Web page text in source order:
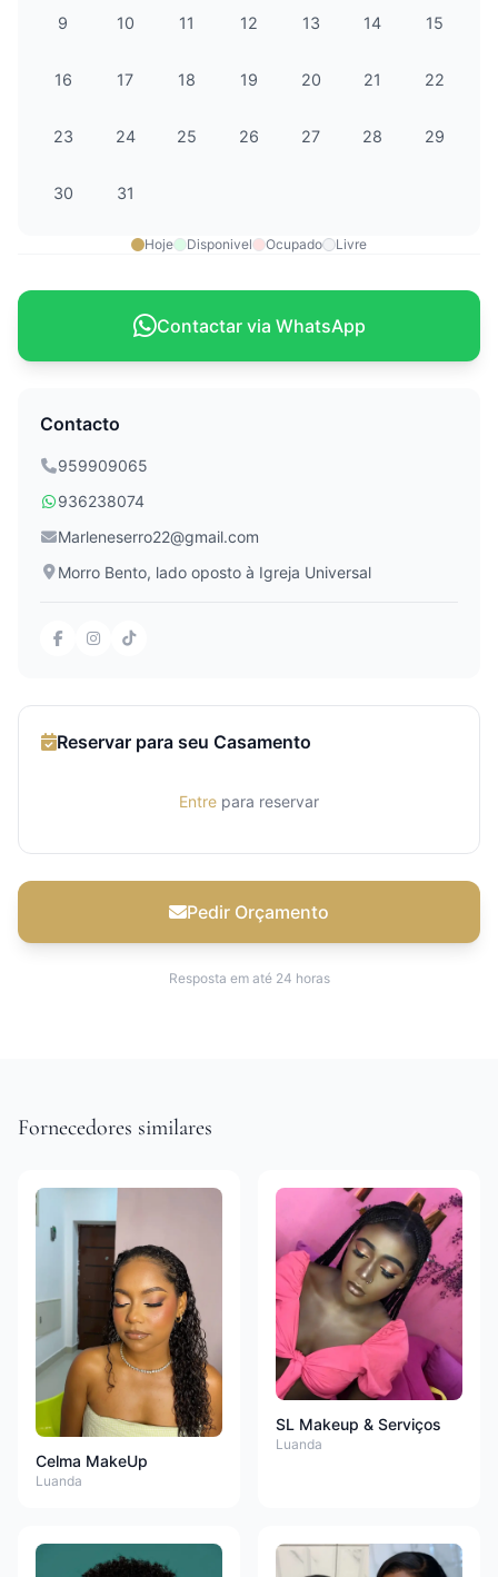
9 10 11 12 13 14 15
16 17 18 19 20 21 22
23 24 25 26 27 28 29
30 31
Hoje Disponivel Ocupado Livre
Contactar via WhatsApp
Contacto
959909065
936238074
Marleneserro22@gmail.com
Morro Bento, lado oposto à Igreja Universal
Reservar para seu Casamento
Entre para reservar
Pedir Orçamento
Resposta em até 24 horas
Fornecedores similares
Celma MakeUp
Luanda
SL Makeup & Serviços
Luanda